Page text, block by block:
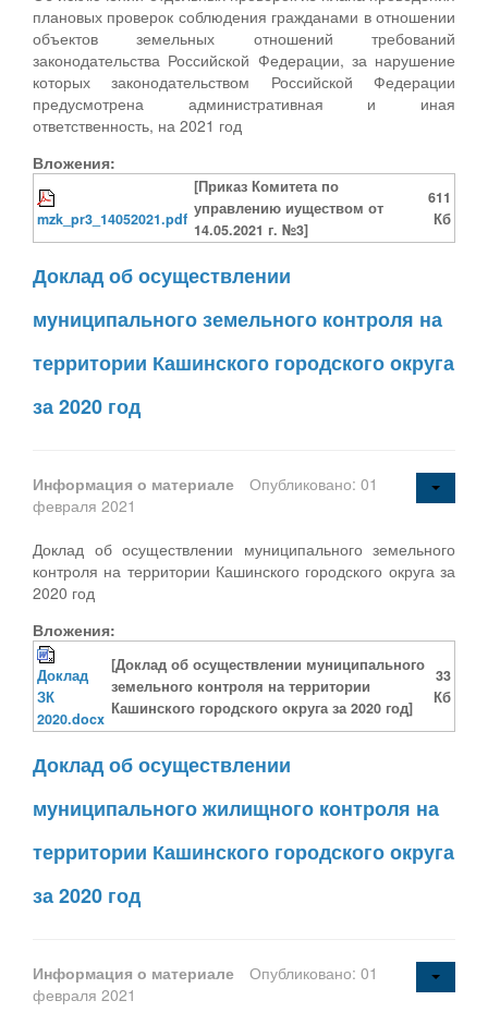
плановых проверок соблюдения гражданами в отношении
объектов земельных отношений требований
законодательства Российской Федерации, за нарушение
которых законодательством Российской Федерации
предусмотрена административная и иная
ответственность, на 2021 год
Вложения:
mzk_pr3_14052021.pdf
[Приказ Комитета по
управлению иуществом от
14.05.2021 г. №3]
611
Кб
Доклад об осуществлении
муниципального земельного контроля на
территории Кашинского городского округа
за 2020 год
Информация о материале
Опубликовано: 01
февраля 2021
Доклад об осуществлении муниципального земельного
контроля на территории Кашинского городского округа за
2020 год
Вложения:
Доклад
ЗК
2020.docx
[Доклад об осуществлении муниципального
земельного контроля на территории
Кашинского городского округа за 2020 год]
33
Кб
Доклад об осуществлении
муниципального жилищного контроля на
территории Кашинского городского округа
за 2020 год
Информация о материале
Опубликовано: 01
февраля 2021